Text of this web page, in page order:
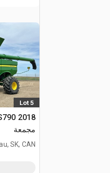
Lot 5
مجمعة
SK, CAN